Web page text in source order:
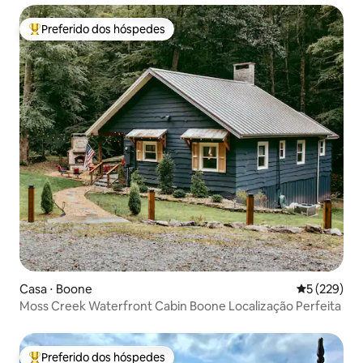
Entre os melhores preferidos dos hóspedes
Preferido dos hóspedes
Casa ⋅ Boone 5 de uma
5 (229)
Moss Creek Waterfront Cabin Boone Localização Perfeita
Preferido dos hóspedes